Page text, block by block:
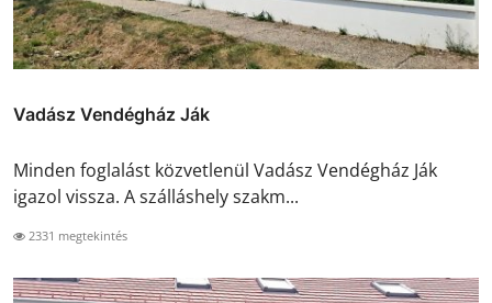
Vadász Vendégház Ják
Minden foglalást közvetlenül Vadász Vendégház Ják
igazol vissza. A szálláshely szakm...
2331 megtekintés